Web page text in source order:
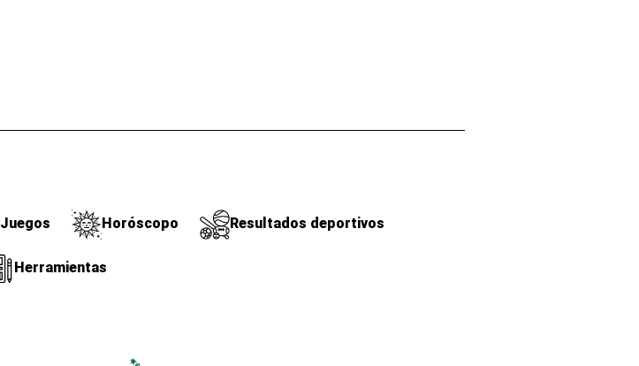
Juegos Horóscopo Resultados deportivos
Herramientas